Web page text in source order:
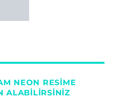
NEON RESIME
ALABILIRSINIZ